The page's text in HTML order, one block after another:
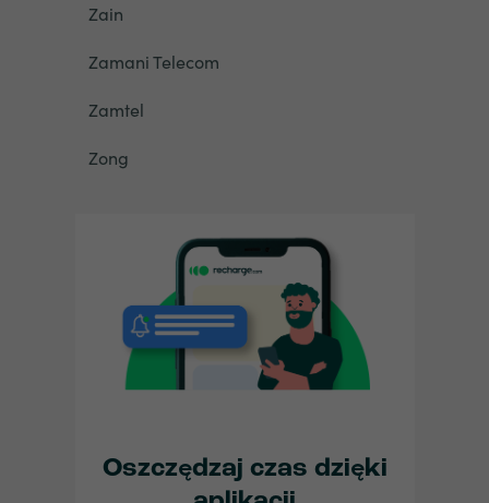
Zain
Zamani Telecom
Zamtel
Zong
Oszczędzaj czas dzięki